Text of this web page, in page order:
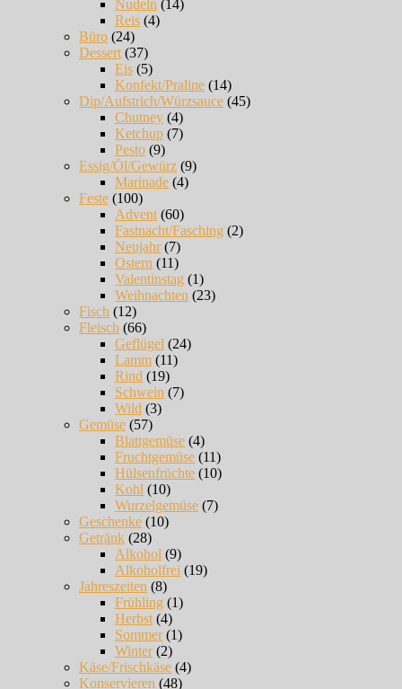
Nudeln (14)
Reis (4)
Büro (24)
Dessert (37)
Eis (5)
Konfekt/Praline (14)
Dip/Aufstrich/Würzsauce (45)
Chutney (4)
Ketchup (7)
Pesto (9)
Essig/Öl/Gewürz (9)
Marinade (4)
Feste (100)
Advent (60)
Fastnacht/Fasching (2)
Neujahr(7)
Ostern (11)
Valentinstag (1)
Weihnachten (23)
Fisch (12)
Fleisch (66)
Geflügel (24)
Lamm (11)
Rind (19)
Schwein (7)
Wild (3)
Gemüse (57)
Blattgemüse (4)
Fruchtgemüse (11)
Hülsenfrüchte (10)
Kohl (10)
Wurzelgemüse (7)
Geschenke (10)
Getränk (28)
Alkohol (9)
Alkoholfrei (19)
Jahreszeiten (8)
Frühling (1)
Herbst (4)
Sommer(1)
Winter(2)
Käse/Frischkäse (4)
Konservieren (48)